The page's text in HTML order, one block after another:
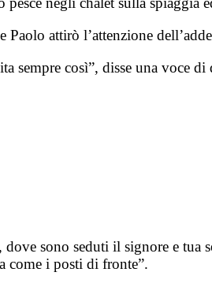
attirò l’attenzione
così”, disse una voce
sono seduti il signore e tua
come i posti di fronte”.